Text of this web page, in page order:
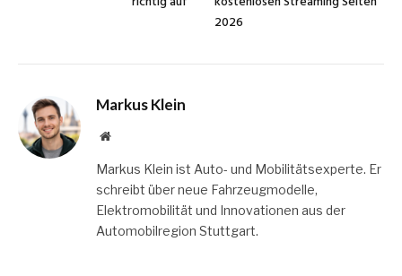
2026
Markus Klein
Website
Markus Klein ist Auto- und Mobilitätsexperte. Er
schreibt über neue Fahrzeugmodelle,
Elektromobilität und Innovationen aus der
Automobilregion Stuttgart.